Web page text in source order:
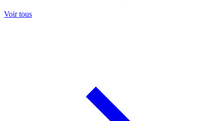
Voir tous